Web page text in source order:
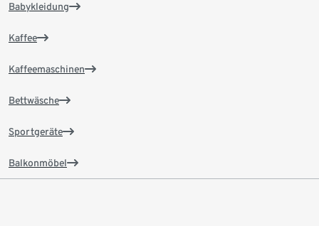
Babykleidung
Kaffee
Kaffeemaschinen
Bettwäsche
Sportgeräte
Balkonmöbel